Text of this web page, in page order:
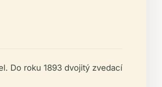
Do roku 1893 dvojitý zvedací